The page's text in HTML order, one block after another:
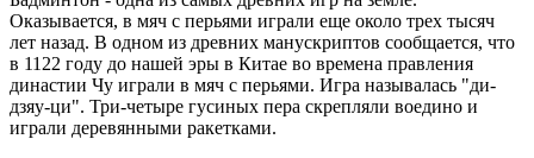
Оказывается, в мяч с перьями играли еще около трех тысяч
лет назад. В одном из древних манускриптов сообщается, что
в 1122 году до нашей эры в Китае во времена правления
династии Чу играли в мяч с перьями. Игра называлась "ди-
дзяу-ци". Три-четыре гусиных пера скрепляли воедино и
играли деревянными ракетками.